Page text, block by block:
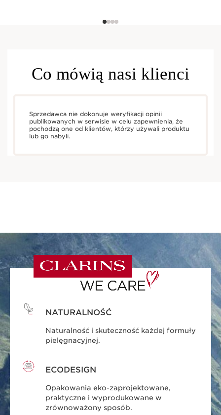
Co mówią nasi klienci
Sprzedawca nie dokonuje weryfikacji opinii
publikowanych w serwisie w celu zapewnienia, że
pochodzą one od klientów, którzy używali produktu
lub go nabyli.
NATURALNOŚĆ
Naturalność i skuteczność każdej formuły
pielęgnacyjnej.
ECODESIGN
Opakowania eko-zaprojektowane,
praktyczne i wyprodukowane w
zrównoważony sposób.